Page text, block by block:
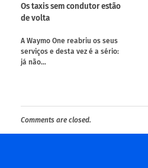
Os taxis sem condutor estão
de volta
A Waymo One reabriu os seus
serviços e desta vez é a sério:
já não…
Comments are closed.